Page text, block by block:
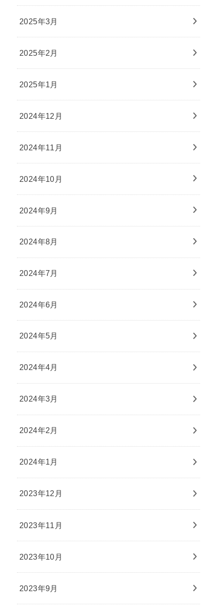
2025年3月
2025年2月
2025年1月
2024年12月
2024年11月
2024年10月
2024年9月
2024年8月
2024年7月
2024年6月
2024年5月
2024年4月
2024年3月
2024年2月
2024年1月
2023年12月
2023年11月
2023年10月
2023年9月